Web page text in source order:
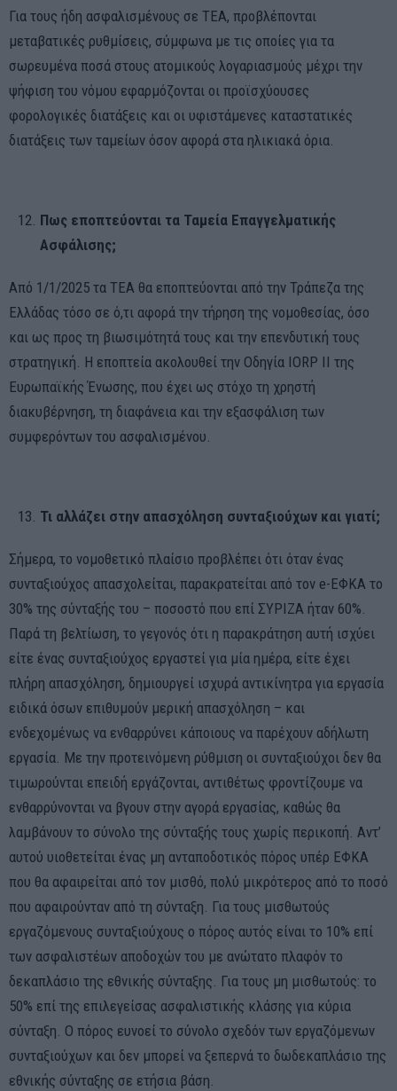
Για τους ήδη ασφαλισμένους σε ΤΕΑ, προβλέπονται
μεταβατικές ρυθμίσεις, σύμφωνα με τις οποίες για τα
σωρευμένα ποσά στους ατομικούς λογαριασμούς μέχρι την
ψήφιση του νόμου εφαρμόζονται οι προϊσχύουσες
φορολογικές διατάξεις και οι υφιστάμενες καταστατικές
διατάξεις των ταμείων όσον αφορά στα ηλικιακά όρια.
Πως εποπτεύονται τα Ταμεία Επαγγελματικής
Ασφάλισης;
Από 1/1/2025 τα ΤΕΑ θα εποπτεύονται από την Τράπεζα της
Ελλάδας τόσο σε ό,τι αφορά την τήρηση της νομοθεσίας, όσο
και ως προς τη βιωσιμότητά τους και την επενδυτική τους
στρατηγική. Η εποπτεία ακολουθεί την Οδηγία IORP II της
Ευρωπαϊκής Ένωσης, που έχει ως στόχο τη χρηστή
διακυβέρνηση, τη διαφάνεια και την εξασφάλιση των
συμφερόντων του ασφαλισμένου.
Τι αλλάζει στην απασχόληση συνταξιούχων και γιατί;
Σήμερα, το νομοθετικό πλαίσιο προβλέπει ότι όταν ένας
συνταξιούχος απασχολείται, παρακρατείται από τον e-ΕΦΚΑ το
30% της σύνταξής του – ποσοστό που επί ΣΥΡΙΖΑ ήταν 60%.
Παρά τη βελτίωση, το γεγονός ότι η παρακράτηση αυτή ισχύει
είτε ένας συνταξιούχος εργαστεί για μία ημέρα, είτε έχει
πλήρη απασχόληση, δημιουργεί ισχυρά αντικίνητρα για εργασία
ειδικά όσων επιθυμούν μερική απασχόληση – και
ενδεχομένως να ενθαρρύνει κάποιους να παρέχουν αδήλωτη
εργασία. Με την προτεινόμενη ρύθμιση οι συνταξιούχοι δεν θα
τιμωρούνται επειδή εργάζονται, αντιθέτως φροντίζουμε να
ενθαρρύνονται να βγουν στην αγορά εργασίας, καθώς θα
λαμβάνουν το σύνολο της σύνταξής τους χωρίς περικοπή. Αντ’
αυτού υιοθετείται ένας μη ανταποδοτικός πόρος υπέρ ΕΦΚΑ
που θα αφαιρείται από τον μισθό, πολύ μικρότερος από το ποσό
που αφαιρούνταν από τη σύνταξη. Για τους μισθωτούς
εργαζόμενους συνταξιούχους ο πόρος αυτός είναι το 10% επί
των ασφαλιστέων αποδοχών του με ανώτατο πλαφόν το
δεκαπλάσιο της εθνικής σύνταξης. Για τους μη μισθωτούς: το
50% επί της επιλεγείσας ασφαλιστικής κλάσης για κύρια
σύνταξη. Ο πόρος ευνοεί το σύνολο σχεδόν των εργαζόμενων
συνταξιούχων και δεν μπορεί να ξεπερνά το δωδεκαπλάσιο της
εθνικής σύνταξης σε ετήσια βάση.